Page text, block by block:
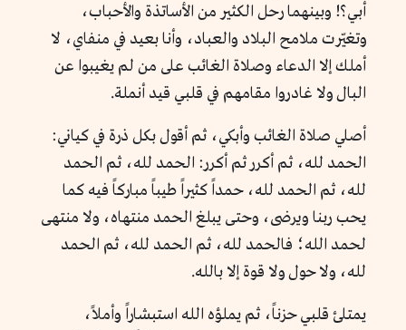
أبي؟! وبينهما رحل الكثير من الأساتذة والأحباب،
وتغيّرت ملامح البلاد والعباد، وأنا بعيد في منفاي، لا
أملك إلا الدعاء وصلاة الغائب على من لم يغيبوا عن
البال ولا غادروا مقامهم في قلبي قيد أنملة.
أصلي صلاة الغائب وأبكي، ثم أقول بكل ذرة في كياني:
الحمد لله، ثم أكرر ثم أكرر: الحمد لله، ثم الحمد
لله، ثم الحمد لله، حمداً كثيراً طيباً مباركاً فيه كما
يحب ربنا ويرضى، وحتى يبلغ الحمد منتهاه، ولا منتهى
لحمد الله؛ فالحمد لله، ثم الحمد لله، ثم الحمد
لله، ولا حول ولا قوة إلا بالله.
يمتلئ قلبي حزناً، ثم يملؤه الله استبشاراً وأملاً،